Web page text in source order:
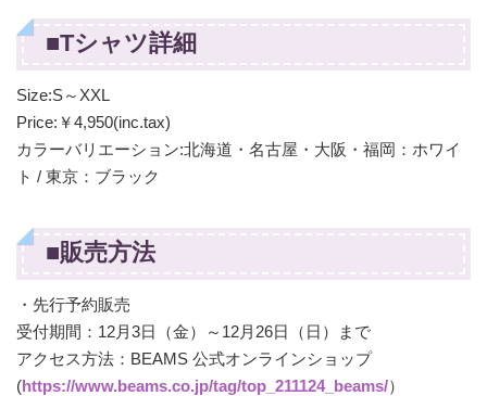
■Tシャツ詳細
Size:S～XXL
Price:￥4,950(inc.tax)
カラーバリエーション:北海道・名古屋・大阪・福岡：ホワイ
ト / 東京：ブラック
■販売方法
・先行予約販売
受付期間：12月3日（金）～12月26日（日）まで
アクセス方法：BEAMS 公式オンラインショップ
(https://www.beams.co.jp/tag/top_211124_beams/）